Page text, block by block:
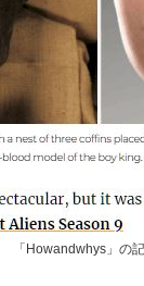
「Howandwhys」の